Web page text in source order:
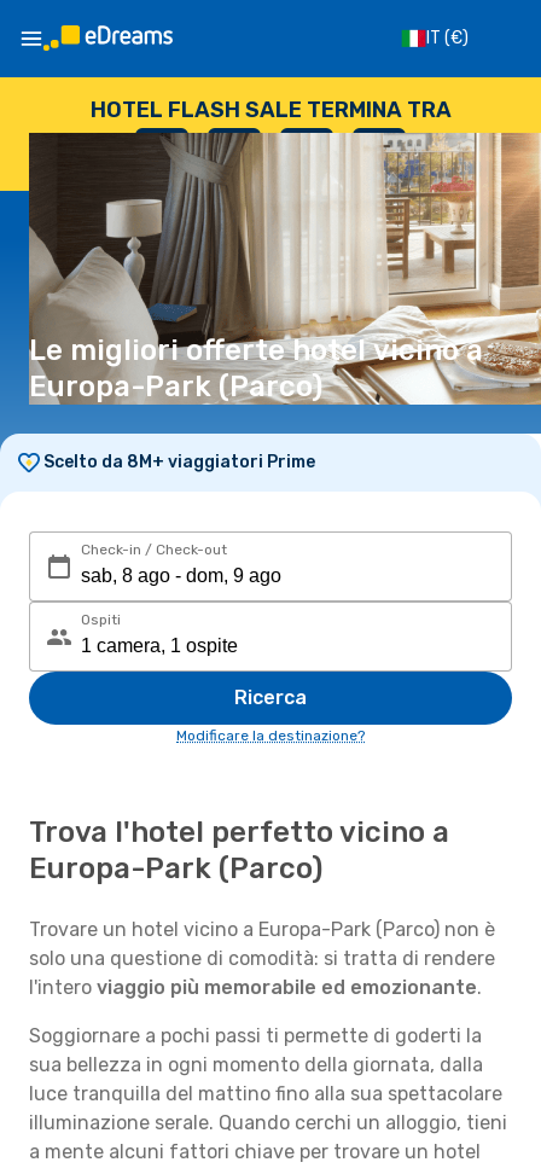
IT (€)
HOTEL FLASH SALE TERMINA TRA
--
GIORNI
: --
ORE
: --
SECONDI
Le migliori offerte hotel vicino a
Europa-Park (Parco)
Scelto da 8M+ viaggiatori Prime
Check-in / Check-out
Ospiti
Ricerca
Modificare la destinazione?
Trova l'hotel perfetto vicino a
Europa-Park (Parco)
Trovare un hotel vicino a Europa-Park (Parco) non è
solo una questione di comodità: si tratta di rendere
l'intero viaggio più memorabile ed emozionante.
Soggiornare a pochi passi ti permette di goderti la
sua bellezza in ogni momento della giornata, dalla
luce tranquilla del mattino fino alla sua spettacolare
illuminazione serale. Quando cerchi un alloggio, tieni
a mente alcuni fattori chiave per trovare un hotel